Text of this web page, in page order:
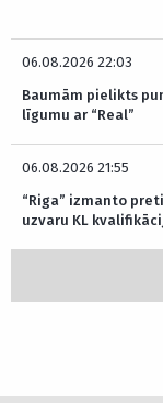
06.08.2026 22:03
Baumām pielikts
līgumu ar “Real”
06.08.2026 21:55
“Riga” izmanto
uzvaru KL